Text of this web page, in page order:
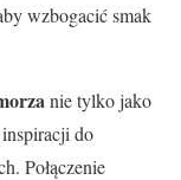
wzbogacić smak
nie tylko jako
do
Połączenie